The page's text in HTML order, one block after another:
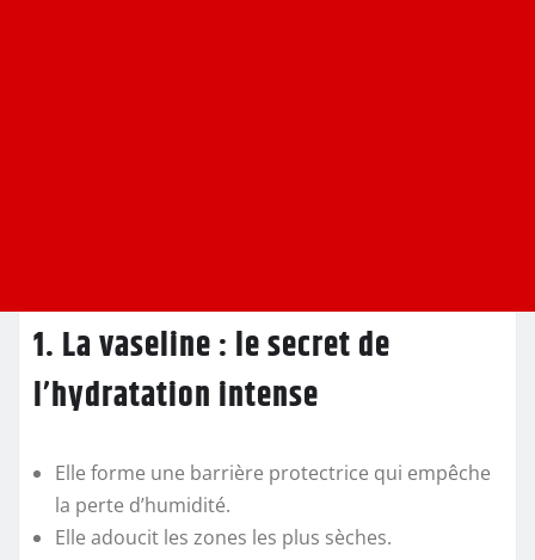
1. La vaseline : le secret de
l’hydratation intense
Elle forme une barrière protectrice qui empêche
la perte d’humidité.
Elle adoucit les zones les plus sèches.